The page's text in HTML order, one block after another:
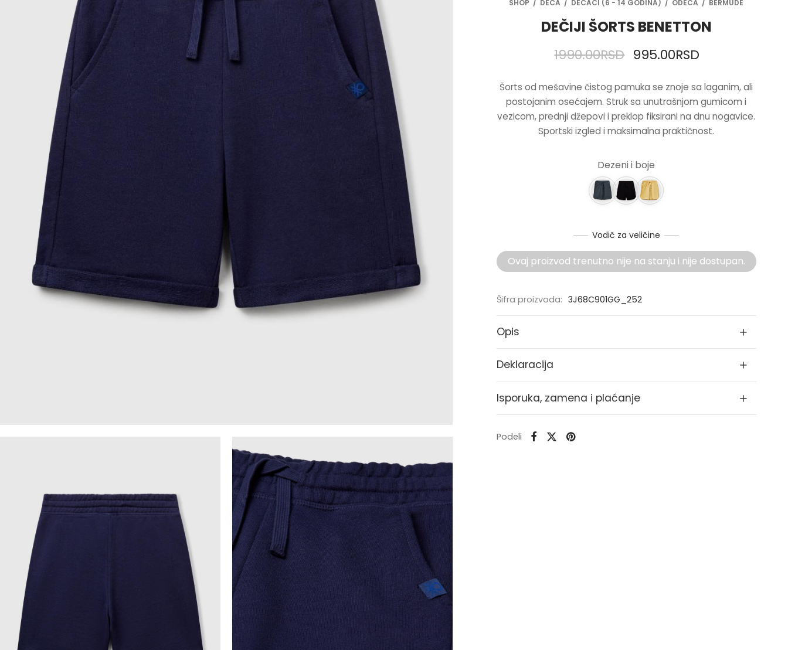
SHOP / DECA / DEČACI (6 - 14 GODINA) / ODEĆA / BERMUDE
DEČIJI ŠORTS BENETTON
1990.00RSD ORIGINALNA
BILA:
1990.00RSD.
995.00RSD
995.00RSD.
Šorts od mešavine čistog pamuka se znoje sa laganim, ali
postojanim osećajem. Struk sa unutrašnjom gumicom i
vezicom, prednji džepovi i preklop fiksirani na dnu nogavice.
Sportski izgled i maksimalna praktičnost.
Dezeni i boje
Vodič za veličine
Ovaj proizvod trenutno nije na stanju i nije dostupan.
Šifra proizvoda: 3J68C901GG_252
Opis
Deklaracija
Isporuka, zamena i plaćanje
Podeli